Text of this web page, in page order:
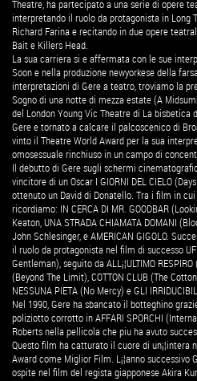
Theatre, ha partecipato a una serie di opere
interpretando il ruolo da protagonista in Long
Richard Farina e recitando in due opere
Bait e Killers Head.
La sua carriera si e affermata con le sue
Soon e nella produzione newyorkese della
interpretazioni di Gere a teatro, troviamo la
Sogno di una notte di mezza estate (A
del London Young Vic Theatre di La bisbetica
Gere e tornato a calcare il palcoscenico di
vinto il Theatre World Award per la sua
omosessuale rinchiuso in un campo di
Il debutto di Gere sugli schermi
vincitore di un Oscar I GIORNI DEL CIELO
ottenuto un David di Donatello. Tra i film in
ricordiamo: IN CERCA DI MR. GOODBAR
Keaton, UNA STRADA CHIAMATA DOMANI
John Schlesinger, e AMERICAN GIGOLO.
il ruolo da protagonista nel film di successo
Gentleman), seguito da ALL¡¦ULTIMO
(Beyond The Limit), COTTON CLUB (The
NESSUNA PIETA (No Mercy) e GLI
Nel 1990, Gere ha sbancato il botteghino
poliziotto corrotto in AFFARI SPORCHI
Roberts nella pellicola che piu ha avuto
Questo film ha catturato il cuore di un¡¦intera
Award come Miglior Film. L¡¦anno successivo
ospite nel film del regista giapponese Akira